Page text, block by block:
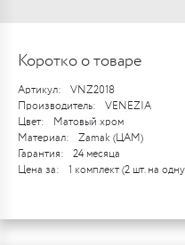
Коротко о товаре
Артикул:
VNZ2018
Производитель:
VENEZIA
Цвет:
Матовый хром
Материал:
Zamak (ЦАМ)
Гарантия:
24 месяца
Цена за:
1 комплект (2 шт. на